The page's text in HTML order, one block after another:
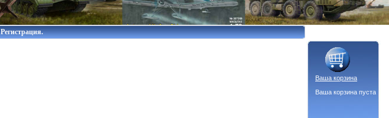
Регистрация.
Ваша корзина
Ваша корзина пуста